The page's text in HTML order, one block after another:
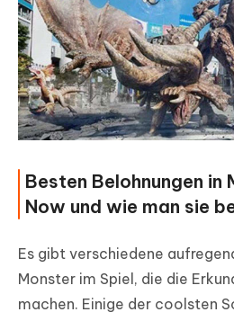
Besten Belohnungen in
Now und wie man sie
Es gibt verschiedene
Monster im Spiel, die die
machen. Einige der coolsten